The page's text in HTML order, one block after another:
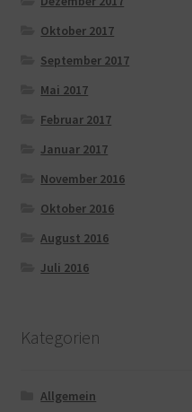
Oktober 2017
September 2017
Mai 2017
Februar 2017
Januar 2017
November 2016
Oktober 2016
August 2016
Juli 2016
Kategorien
Allgemein